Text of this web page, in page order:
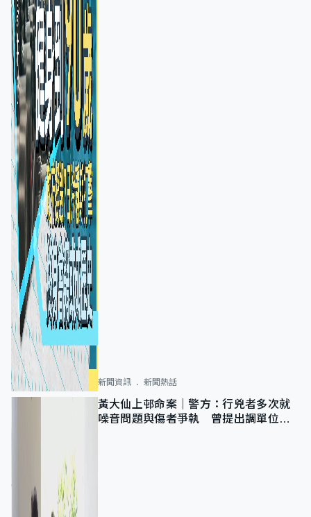
新聞資訊 新聞熱話
黃大仙上邨命案｜警方：行兇者多次就
噪音問題與傷者爭執 曾提出調單位已